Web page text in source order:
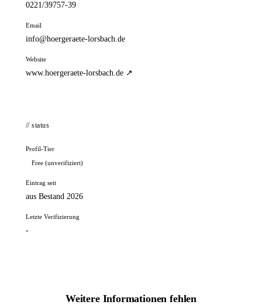
0221/39757-39
Email
info@hoergeraete-lorsbach.de
Website
www.hoergeraete-lorsbach.de ↗
// status
Profil-Tier
Free (unverifiziert)
Eintrag seit
aus Bestand 2026
Letzte Verifizierung
-
Weitere Informationen fehlen